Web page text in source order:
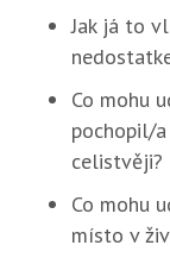
Jak já to
Co mohu
pochopil/
celistvěji?
Co mohu
místo v